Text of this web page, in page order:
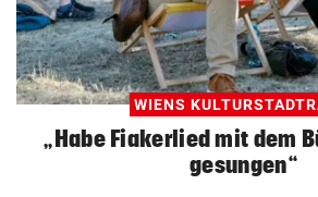
WIENS
„Habe Fiakerlied mit dem
gesungen“